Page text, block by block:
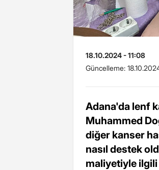
18.10.2024 - 11:08
Güncelleme:
Adana'da lenf
Muhammed
diğer kanser
nasıl destek
maliyetiyle ilgili